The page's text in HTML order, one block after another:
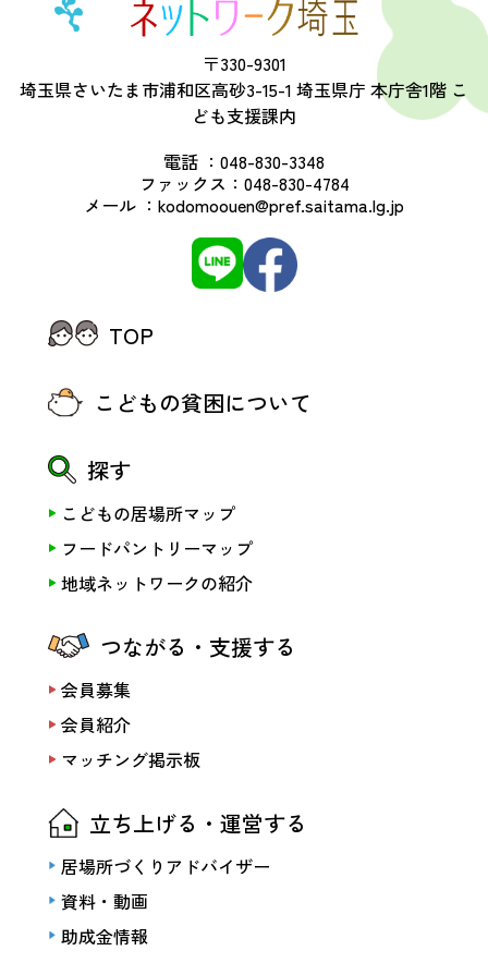
〒330-9301
埼玉県さいたま市浦和区高砂3-15-1 埼玉県庁 本庁舎1階 こ
ども支援課内
電話 ： 048-830-3348
ファックス： 048-830-4784
メール ： kodomoouen@pref.saitama.lg.jp
TOP
こどもの貧困について
探す
こどもの居場所マップ
フードパントリーマップ
地域ネットワークの紹介
つながる・支援する
会員募集
会員紹介
マッチング掲示板
立ち上げる・運営する
居場所づくりアドバイザー
資料・動画
助成金情報